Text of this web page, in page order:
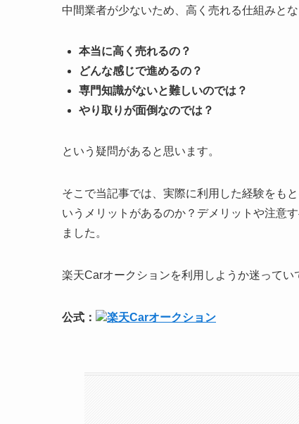
中間業者が少ないため、高く売れる仕組みと
本当に高く売れるの？
どんな感じで進めるの？
専門知識がないと難しいのでは？
やり取りが面倒なのでは？
という疑問があると思います。
そこで当記事では、実際に利用した経験をも
いうメリットがあるのか？デメリットや注意
ました。
楽天Carオークションを利用しようか迷ってい
公式： 楽天Carオークション